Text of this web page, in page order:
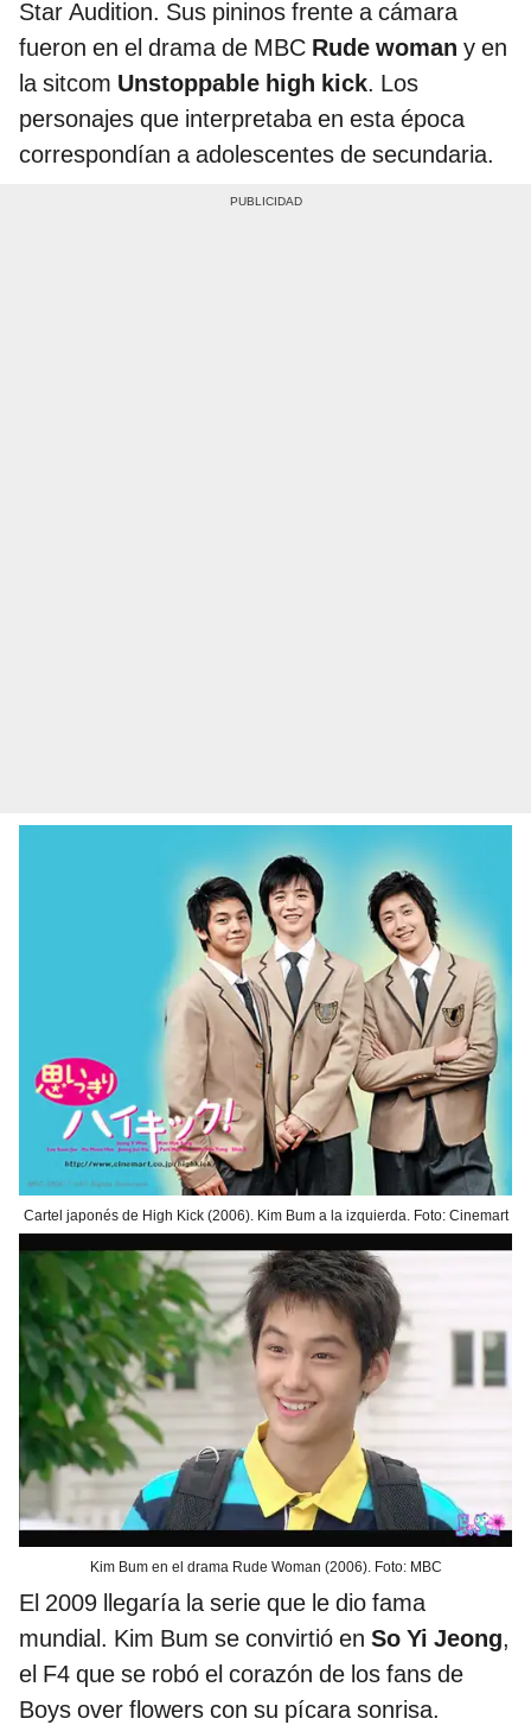
Star Audition. Sus pininos frente a cámara
fueron en el drama de MBC Rude woman y en
la sitcom Unstoppable high kick. Los
personajes que interpretaba en esta época
correspondían a adolescentes de secundaria.
Cartel japonés de High Kick (2006). Kim Bum a la izquierda. Foto: Cinemart
Kim Bum en el drama Rude Woman (2006). Foto: MBC
El 2009 llegaría la serie que le dio fama
mundial. Kim Bum se convirtió en So Yi Jeong,
el F4 que se robó el corazón de los fans de
Boys over flowers con su pícara sonrisa.